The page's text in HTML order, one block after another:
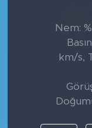
Nem:
km/s,